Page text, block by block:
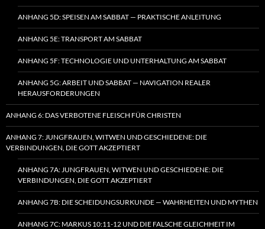
ANHANG 5D: SPEISEN AM SABBAT — PRAKTISCHE ANLEITUNG
ANHANG 5E: TRANSPORT AM SABBAT
ANHANG 5F: TECHNOLOGIE UND UNTERHALTUNG AM SABBAT
ANHANG 5G: ARBEIT UND SABBAT — NAVIGATION REALER
HERAUSFORDERUNGEN
ANHANG 6: DAS VERBOTENE FLEISCH FÜR CHRISTEN
ANHANG 7: JUNGFRAUEN, WITWEN UND GESCHIEDENE: DIE
VERBINDUNGEN, DIE GOTT AKZEPTIERT
ANHANG 7A: JUNGFRAUEN, WITWEN UND GESCHIEDENE: DIE
VERBINDUNGEN, DIE GOTT AKZEPTIERT
ANHANG 7B: DIE SCHEIDUNGSURKUNDE — WAHRHEITEN UND MYTHEN
ANHANG 7C: MARKUS 10:11-12 UND DIE FALSCHE GLEICHHEIT IM